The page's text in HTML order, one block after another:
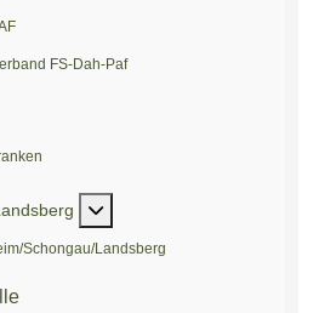
FS-Dah-Paf
Informationen: Hochfranken
Weitere Informationen:
Schongau/Landsberg